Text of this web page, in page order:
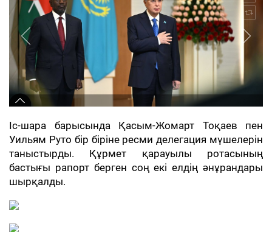
Іс-шара барысында Қасым-Жомарт Тоқаев пен
Уильям Руто бір біріне ресми делегация мүшелерін
таныстырды. Құрмет қарауылы ротасының
бастығы рапорт берген соң екі елдің әнұрандары
шырқалды.